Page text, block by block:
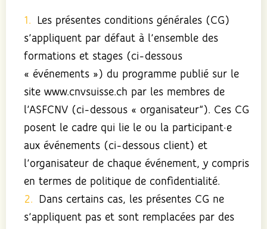
Les présentes conditions générales (CG)
s’appliquent par défaut à l’ensemble des
formations et stages (ci-dessous
« événements ») du programme publié sur le
site www.cnvsuisse.ch par les membres de
l’ASFCNV (ci-dessous « organisateur”). Ces CG
posent le cadre qui lie le ou la participant·e
aux événements (ci-dessous client) et
l’organisateur de chaque événement, y compris
en termes de politique de confidentialité.
Dans certains cas, les présentes CG ne
s’appliquent pas et sont remplacées par des